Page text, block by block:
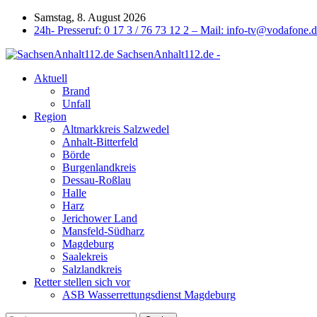
Samstag, 8. August 2026
24h- Presseruf: 0 17 3 / 76 73 12 2 – Mail: info-
SachsenAnhalt112.de -
Aktuell
Brand
Unfall
Region
Altmarkkreis Salzwedel
Anhalt-Bitterfeld
Börde
Burgenlandkreis
Dessau-Roßlau
Halle
Harz
Jerichower Land
Mansfeld-Südharz
Magdeburg
Saalekreis
Salzlandkreis
Retter stellen sich vor
ASB Wasserrettungsdienst Magdeburg